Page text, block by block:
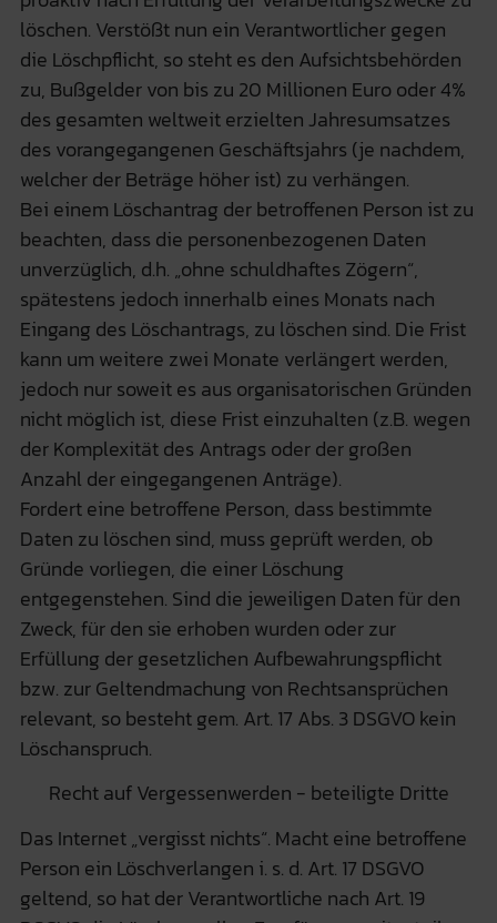
löschen. Verstößt nun ein Verantwortlicher gegen
die Löschpflicht, so steht es den Aufsichtsbehörden
zu, Bußgelder von bis zu 20 Millionen Euro oder 4%
des gesamten weltweit erzielten Jahresumsatzes
des vorangegangenen Geschäftsjahrs (je nachdem,
welcher der Beträge höher ist) zu verhängen.
Bei einem Löschantrag der betroffenen Person ist zu
beachten, dass die personenbezogenen Daten
unverzüglich, d.h. „ohne schuldhaftes Zögern“,
spätestens jedoch innerhalb eines Monats nach
Eingang des Löschantrags, zu löschen sind. Die Frist
kann um weitere zwei Monate verlängert werden,
jedoch nur soweit es aus organisatorischen Gründen
nicht möglich ist, diese Frist einzuhalten (z.B. wegen
der Komplexität des Antrags oder der großen
Anzahl der eingegangenen Anträge).
Fordert eine betroffene Person, dass bestimmte
Daten zu löschen sind, muss geprüft werden, ob
Gründe vorliegen, die einer Löschung
entgegenstehen. Sind die jeweiligen Daten für den
Zweck, für den sie erhoben wurden oder zur
Erfüllung der gesetzlichen Aufbewahrungspflicht
bzw. zur Geltendmachung von Rechtsansprüchen
relevant, so besteht gem. Art. 17 Abs. 3 DSGVO kein
Löschanspruch.
Recht auf Vergessenwerden - beteiligte Dritte
Das Internet „vergisst nichts“. Macht eine betroffene
Person ein Löschverlangen i. s. d. Art. 17 DSGVO
geltend, so hat der Verantwortliche nach Art. 19